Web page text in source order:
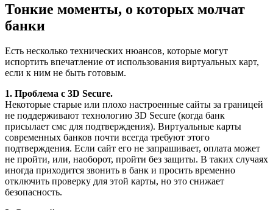
Тонкие моменты, о которых молчат
банки
Есть несколько технических нюансов, которые могут
испортить впечатление от использования виртуальных карт,
если к ним не быть готовым.
1. Проблема с 3D Secure.
Некоторые старые или плохо настроенные сайты за границей
не поддерживают технологию 3D Secure (когда банк
присылает смс для подтверждения). Виртуальные карты
современных банков почти всегда требуют этого
подтверждения. Если сайт его не запрашивает, оплата может
не пройти, или, наоборот, пройти без защиты. В таких случаях
иногда приходится звонить в банк и просить временно
отключить проверку для этой карты, но это снижает
безопасность.